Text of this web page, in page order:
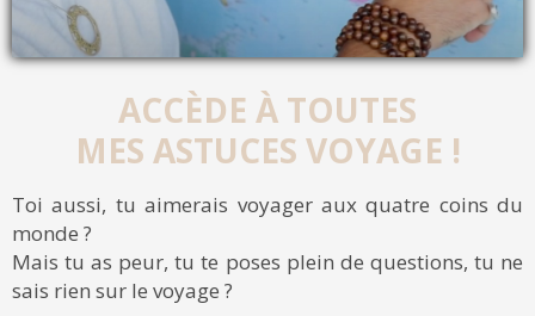
ACCÈDE À TOUTES
MES ASTUCES VOYAGE !
Toi aussi, tu aimerais voyager aux quatre coins du
monde ?
Mais tu as peur, tu te poses plein de questions, tu ne
sais rien sur le voyage ?